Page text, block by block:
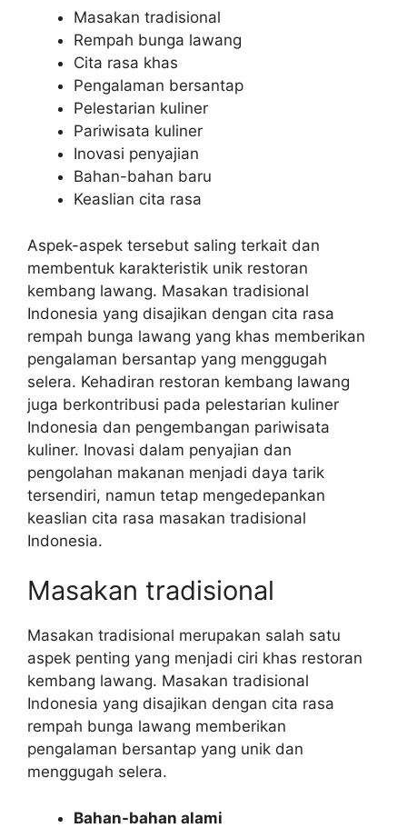
Masakan tradisional
Rempah bunga lawang
Cita rasa khas
Pengalaman bersantap
Pelestarian kuliner
Pariwisata kuliner
Inovasi penyajian
Bahan-bahan baru
Keaslian cita rasa
Aspek-aspek tersebut saling terkait dan
membentuk karakteristik unik restoran
kembang lawang. Masakan tradisional
Indonesia yang disajikan dengan cita rasa
rempah bunga lawang yang khas memberikan
pengalaman bersantap yang menggugah
selera. Kehadiran restoran kembang lawang
juga berkontribusi pada pelestarian kuliner
Indonesia dan pengembangan pariwisata
kuliner. Inovasi dalam penyajian dan
pengolahan makanan menjadi daya tarik
tersendiri, namun tetap mengedepankan
keaslian cita rasa masakan tradisional
Indonesia.
Masakan tradisional
Masakan tradisional merupakan salah satu
aspek penting yang menjadi ciri khas restoran
kembang lawang. Masakan tradisional
Indonesia yang disajikan dengan cita rasa
rempah bunga lawang memberikan
pengalaman bersantap yang unik dan
menggugah selera.
Bahan-bahan alami